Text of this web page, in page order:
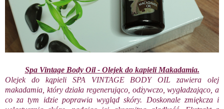
Spa Vintage Body Oil - Olejek do kapieli Makadamia.
Olejek do kąpieli SPA VINTAGE BODY OIL zawiera olej
makadamia, który działa regenerująco, odżywczo, wygładzająco, a
co za tym idzie poprawia wygląd skóry. Doskonale zmiękcza i